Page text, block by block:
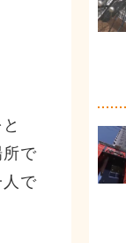
所で
人で